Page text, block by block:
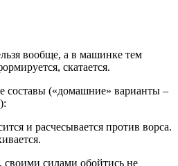
вообще, а в машинке тем
скатается.
составы («домашние» варианты –
и расчесывается против ворса.
своими силами обойтись не